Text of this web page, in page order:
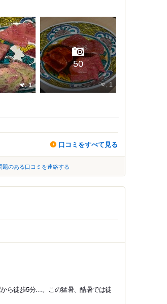
1 1
50
口コミをすべて見る
題のある口コミを連絡する
ら徒歩5分…。この猛暑、酷暑では徒